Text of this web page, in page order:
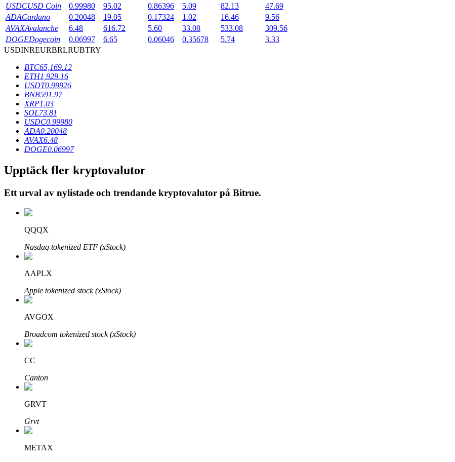
Utsättning
Hög avkastning och omedelbar tillgång
Launchpool
Flexibel insats för att tjäna populära tokens
Lån
Kryptostödd lånetjänst
USDCUSD Coin 0.99980 95.02 0.86396 5.09 82.13
47.69
ADACardano 0.20048 19.05 0.17324 1.02 16.46
9.56
AVAXAvalanche 6.48 616.72 5.60 33.08 533.08
309.56
DOGEDogecoin 0.06997 6.65 0.06046 0.35678 5.74
3.33
USDINREURBRLRUBTRY
BTC65,169.12
ETH1,929.16
USDT0.99926
BNB591.97
XRP1.03
SOL73.81
USDC0.99980
ADA0.20048
AVAX6.48
DOGE0.06997
Upptäck fler kryptovalutor
Ett urval av nylistade och trendande kryptovalutor på Bitrue.
QQQX
Nasdaq tokenized ETF (xStock)
AAPLX
Apple tokenized stock (xStock)
AVGOX
Broadcom tokenized stock (xStock)
CC
Canton
GRVT
Grvt
METAX